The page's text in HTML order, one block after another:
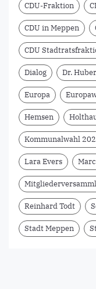
CDU-Fraktion
CDU in Meppen
CDU
Dialog Dr.
Europa
Hemsen
Kommunalwahl
Lara Evers
Reinhard Todt
Stadt Meppen